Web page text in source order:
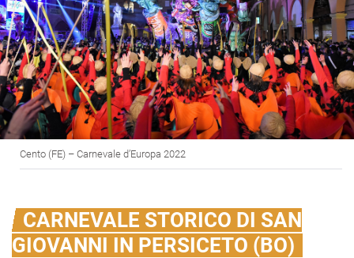
Cento (FE) – Carnevale d’Europa 2022
CARNEVALE STORICO DI SAN
GIOVANNI IN PERSICETO (BO)